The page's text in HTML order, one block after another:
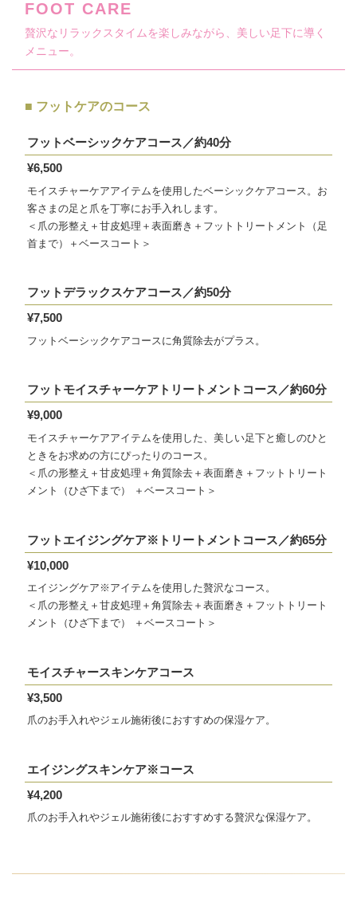
FOOT CARE
贅沢なリラックスタイムを楽しみながら、美しい足下に導く
メニュー。
■ フットケアのコース
フットベーシックケアコース／約40分
¥6,500
モイスチャーケアアイテムを使用したベーシックケアコース。お
客さまの足と爪を丁寧にお手入れします。
＜爪の形整え＋甘皮処理＋表面磨き＋フットトリートメント（足
首まで）＋ベースコート＞
フットデラックスケアコース／約50分
¥7,500
フットベーシックケアコースに角質除去がプラス。
フットモイスチャーケアトリートメントコース／約60分
¥9,000
モイスチャーケアアイテムを使用した、美しい足下と癒しのひと
ときをお求めの方にぴったりのコース。
＜爪の形整え＋甘皮処理＋角質除去＋表面磨き＋フットトリート
メント（ひざ下まで） ＋ベースコート＞
フットエイジングケア※トリートメントコース／約65分
¥10,000
エイジングケア※アイテムを使用した贅沢なコース。
＜爪の形整え＋甘皮処理＋角質除去＋表面磨き＋フットトリート
メント（ひざ下まで） ＋ベースコート＞
モイスチャースキンケアコース
¥3,500
爪のお手入れやジェル施術後におすすめの保湿ケア。
エイジングスキンケア※コース
¥4,200
爪のお手入れやジェル施術後におすすめする贅沢な保湿ケア。